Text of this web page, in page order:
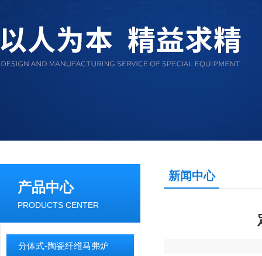
产品中心
PRODUCTS CENTER
分体式-陶瓷纤维马弗炉
新闻中心